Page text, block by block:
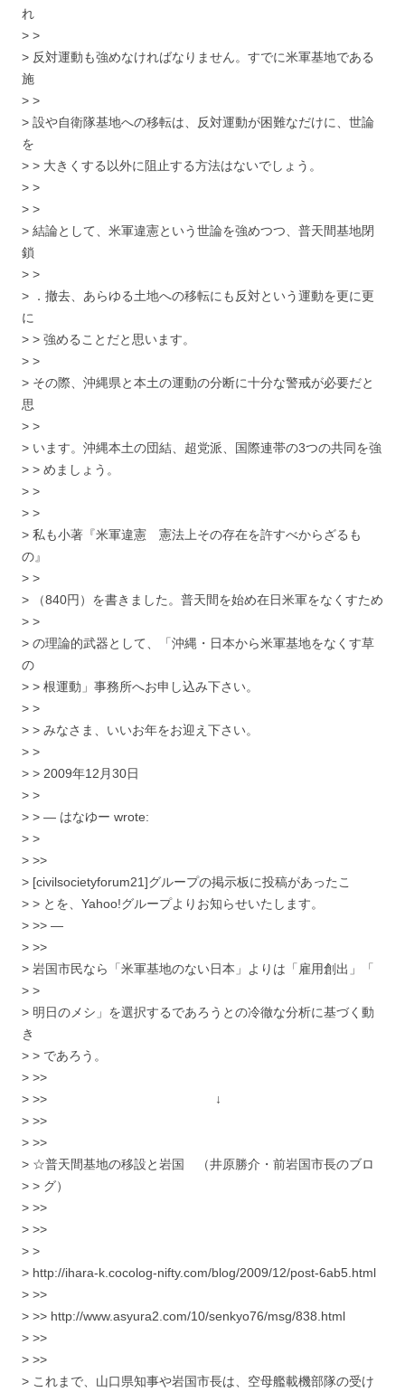
れ
> >
> 反対運動も強めなければなりません。すでに米軍基地である
施
> >
> 設や自衛隊基地への移転は、反対運動が困難なだけに、世論
を
> > 大きくする以外に阻止する方法はないでしょう。
> >
> >
> 結論として、米軍違憲という世論を強めつつ、普天間基地閉
鎖
> >
> ．撤去、あらゆる土地への移転にも反対という運動を更に更
に
> > 強めることだと思います。
> >
> その際、沖縄県と本土の運動の分断に十分な警戒が必要だと
思
> >
> います。沖縄本土の団結、超党派、国際連帯の3つの共同を強
> > めましょう。
> >
> >
> 私も小著『米軍違憲 憲法上その存在を許すべからざるも
の』
> >
> （840円）を書きました。普天間を始め在日米軍をなくすため
> >
> の理論的武器として、「沖縄・日本から米軍基地をなくす草
の
> > 根運動」事務所へお申し込み下さい。
> >
> > みなさま、いいお年をお迎え下さい。
> >
> > 2009年12月30日
> >
> > — はなゆー wrote:
> >
> >>
> [civilsocietyforum21]グループの掲示板に投稿があったこ
> > とを、Yahoo!グループよりお知らせいたします。
> >> —
> >>
> 岩国市民なら「米軍基地のない日本」よりは「雇用創出」「
> >
> 明日のメシ」を選択するであろうとの冷徹な分析に基づく動
き
> > であろう。
> >>
> >> ↓
> >>
> >>
> ☆普天間基地の移設と岩国 （井原勝介・前岩国市長のブロ
> > グ）
> >>
> >>
> >
> http://ihara-k.cocolog-nifty.com/blog/2009/12/post-6ab5.html
> >>
> >> http://www.asyura2.com/10/senkyo76/msg/838.html
> >>
> >>
> これまで、山口県知事や岩国市長は、空母艦載機部隊の受け